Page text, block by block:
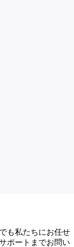
も私たちにお任せ
ポートまでお問い